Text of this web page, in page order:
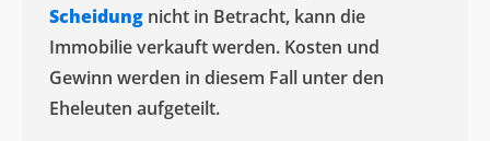
Scheidung nicht in Betracht, kann die
Immobilie verkauft werden. Kosten und
Gewinn werden in diesem Fall unter den
Eheleuten aufgeteilt.​